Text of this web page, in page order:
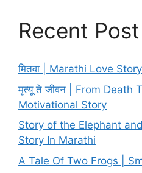
Recent Post
मितवा | Marathi Love Story
मृत्यू ते जीवन | From Death
Motivational Story
Story of the Elephant
Story In Marathi
A Tale Of Two Frogs |